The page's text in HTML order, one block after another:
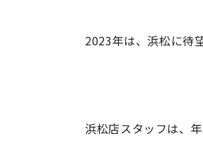
2023年は、浜松に待
浜松店スタッフは、